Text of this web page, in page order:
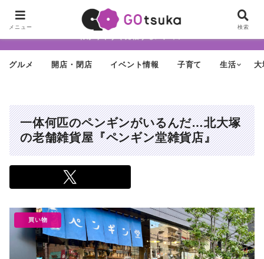
ちょっと怪しげだけど最近どんどん進化する街「大塚」の魅力を面白く・
グルメ 開店・閉店 イベント情報 子育て 生活 大
一体何匹のペンギンがいるんだ…北大塚
の老舗雑貨屋『ペンギン堂雑貨店』
買い物
メニュー 検索